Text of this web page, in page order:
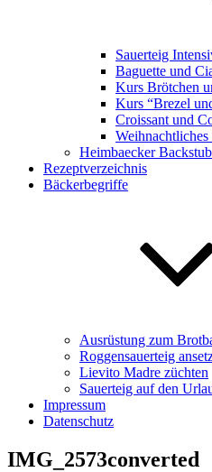
Sauerteig
Baguette und
Kurs Brötchen
Kurs “Brezel
Croissant und
Weihnachtliches
Heimbaecker
Rezeptverzeichnis
Bäckerbegriffe
Ausrüstung zum
Roggensauerteig
Lievito Madre züchten
Sauerteig auf den
Impressum
Datenschutz
IMG_2573converted